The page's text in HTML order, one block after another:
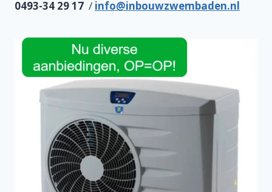
0493-34 29 17 / info@inbouwzwembaden.nl